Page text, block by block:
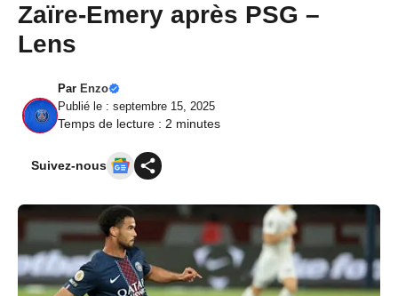
Zaïre-Emery après PSG –
Lens
Par Enzo
Publié le : septembre 15, 2025
Temps de lecture : 2 minutes
Suivez-nous